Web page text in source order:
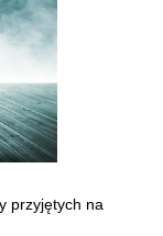
przyjętych na